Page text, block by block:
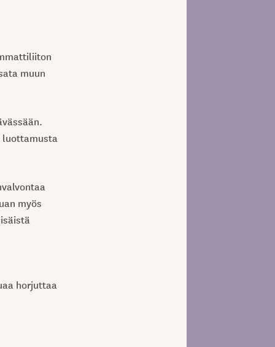
muun
luottamusta
myös
horjuttaa